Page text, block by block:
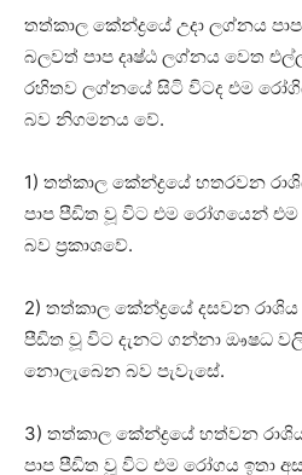
තත්කාල කේන්ද්‍රයේ උදා ලග්නය
බලවත් පාප දෘෂ්ඨ ලග්නය වෙත
රහිතව ලග්නයේ සිටි විටද එම
බව නිගමනය වේ.
1) තත්කාල කේන්ද්‍රයේ හතරවන
පාප පීඩිත වූ විට එම රෝගයෙන්
බව ප්‍රකාශවේ.
2) තත්කාල කේන්ද්‍රයේ දසවන
පීඩිත වූ විට දැනට ගන්නා ඖෂධ
නොලැබෙන බව පැවැසේ.
3) තත්කාල කේන්ද්‍රයේ හත්වන
පාප පීඩිත වූ විට එම රෝගය ඉතා